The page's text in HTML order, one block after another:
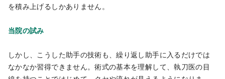
を積み上げるしかありません。
当院の試み
しかし、こうした助手の技術も、繰り返し助手に入るだけでは
なかなか習得できません。術式の基本を理解して、執刀医の目